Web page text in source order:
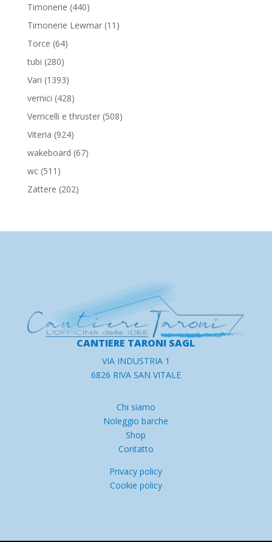
Timonerie 440440
prodotti
Timonerie Lewmar 11 11
Torce 6464
tubi 280280
prodotti
Vari 13931393
prodotti
vernici 428428
prodotti
Verricelli e thruster 508508
Viteria 924924
prodotti
wakeboard 6767
wc 511 511
prodotti
Zattere 202202
CANTIERE TARONI SAGL
VIA INDUSTRIA 1
6826 RIVA SAN VITALE
Chi siamo
Noleggio barche
Shop
Contatto
Privacy policy
Cookie policy